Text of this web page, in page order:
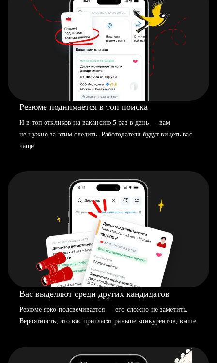
Резюме поднимается в топ поиска
И в топ откликов на вакансию 5 раз в день — вам
не нужно за этим следить. Работодатели будут видеть вас
чаще
Вас выделяют среди других кандидатов
Резюме ярко подсвечивается — его сложно не заметить.
Вероятность, что вас пригласят раньше конкурентов, выше